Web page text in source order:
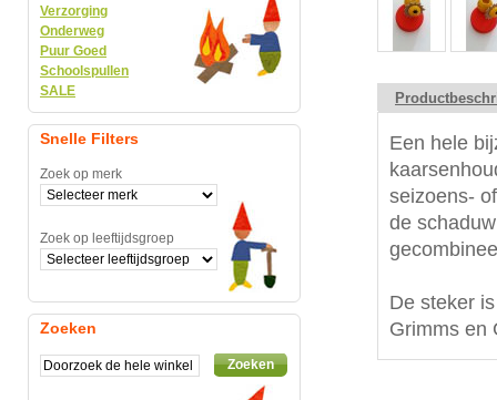
Een hele
seizoens-
de
De steker
Grimms en
Verzorging
Onderweg
Puur Goed
Schoolspullen
SALE
Snelle Filters
Zoek op merk
Zoek op leeftijdsgroep
Zoeken
Zoeken